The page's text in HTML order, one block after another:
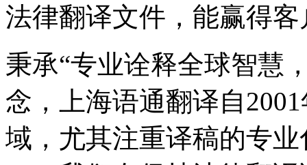
法律翻译文件，能赢得
秉承“专业诠释全球智慧
念，上海语通翻译自
域，尤其注重译稿的专